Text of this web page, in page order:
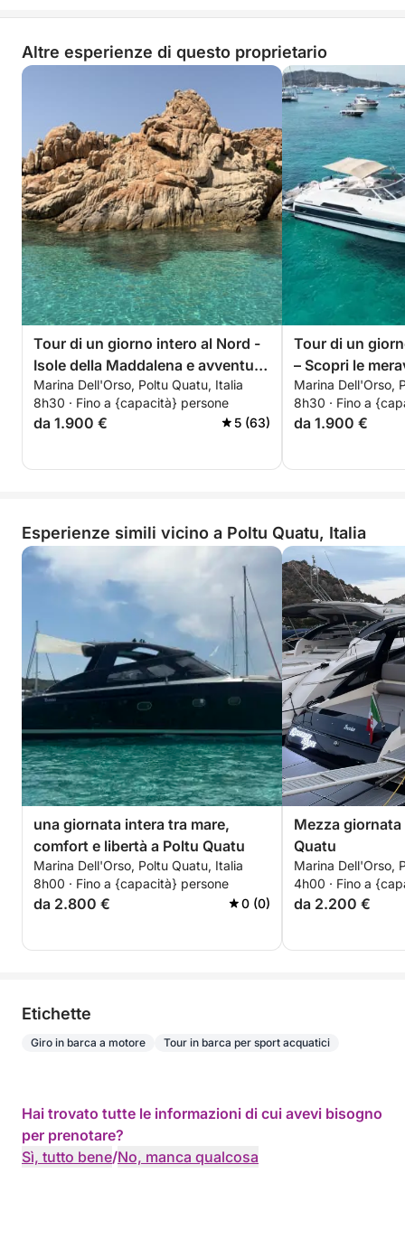
Altre esperienze di questo proprietario
Tour di un giorno intero al Nord -
Isole della Maddalena e avventura
nella Corsica meridionale
Marina Dell'Orso, Poltu Quatu, Italia
8h30 · Fino a {capacità} persone
da 1.900 € 5 (63)
Tour di un
– Scopri le
dell'Arcipelago
Marina Dell'Orso,
8h30 · Fino a
da 1.900 €
Esperienze simili vicino a Poltu Quatu, Italia
una giornata intera tra mare,
comfort e libertà a Poltu Quatu
Marina Dell'Orso, Poltu Quatu, Italia
8h00 · Fino a {capacità} persone
da 2.800 € 0 (0)
Mezza
Quatu
Marina Dell'Orso,
4h00 · Fino a
da 2.200 €
Etichette
Giro in barca a motore Tour in barca per sport acquatici
Hai trovato tutte le informazioni di cui avevi bisogno
per prenotare?
Sì, tutto bene/No, manca qualcosa